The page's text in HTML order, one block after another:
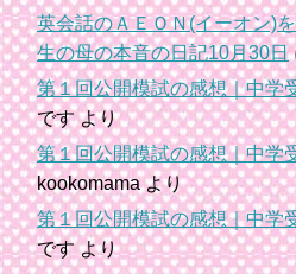
英会話のＡＥＯＮ(イーオン)
生の母の本音の日記10月30日
第１回公開模試の感想｜中学
ですより
第１回公開模試の感想｜中学
kookomamaより
第１回公開模試の感想｜中学
ですより